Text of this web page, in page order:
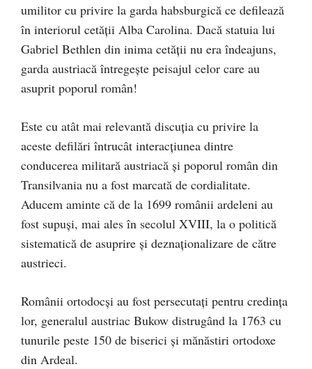
umilitor cu privire la garda habsburgică ce defilează
în interiorul cetății Alba Carolina. Dacă statuia lui
Gabriel Bethlen din inima cetății nu era îndeajuns,
garda austriacă întregește peisajul celor care au
asuprit poporul român!
Este cu atât mai relevantă discuția cu privire la
aceste defilări întrucât interacțiunea dintre
conducerea militară austriacă și poporul român din
Transilvania nu a fost marcată de cordialitate.
Aducem aminte că de la 1699 românii ardeleni au
fost supuşi, mai ales în secolul XVIII, la o politică
sistematică de asuprire şi deznaţionalizare de către
austrieci.
Românii ortodocşi au fost persecutați pentru credinţa
lor, generalul austriac Bukow distrugând la 1763 cu
tunurile peste 150 de biserici şi mănăstiri ortodoxe
din Ardeal.